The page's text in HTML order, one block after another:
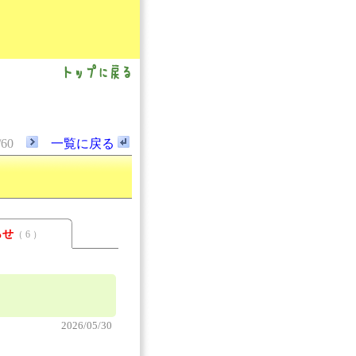
一覧に戻る
せ （ 6 ）
2026/05/30